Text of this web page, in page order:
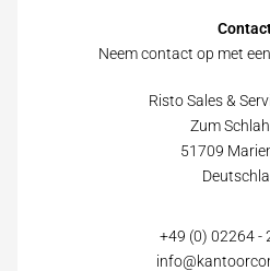
Neem contact op met
Risto Sales &
Zum
51709
+49 (0) 02264 -